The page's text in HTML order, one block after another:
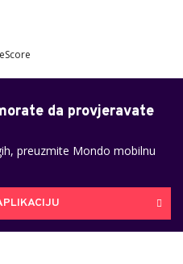
da provjeravate
preuzmite Mondo mobilnu